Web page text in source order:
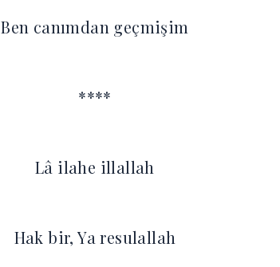
Ben canımdan geçmişim
****
Lâ ilahe illallah
Hak bir, Ya resulallah